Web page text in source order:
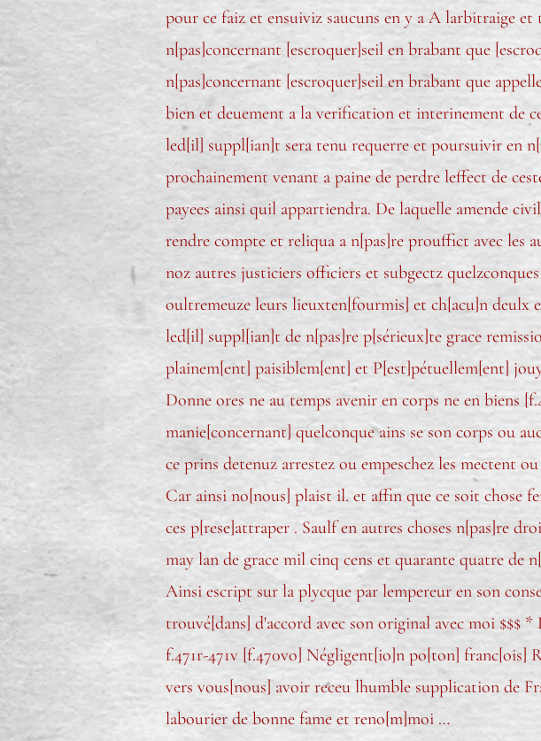
pour ce faiz et ensuiviz saucuns en y a A larbitraige
n[pas]concernant [escroquer]seil en brabant que
n[pas]concernant [escroquer]seil en brabant que
bien et deuement a la verification et interinement de
led[il] suppl[ian]t sera tenu requerre et poursuivir en
prochainement venant a paine de perdre leffect de
payees ainsi quil appartiendra. De laquelle amende
rendre compte et reliqua a n[pas]re prouffict avec les
noz autres justiciers officiers et subgectz
oultremeuze leurs lieuxten[fourmis] et ch[acu]n deulx
led[il] suppl[ian]t de n[pas]re p[sérieux]te grace
plainem[ent] paisiblem[ent] et P[est]pétuellem[ent]
Donne ores ne au temps avenir en corps ne en biens
manie[concernant] quelconque ains se son corps ou
ce prins detenuz arrestez ou empeschez les mectent
Car ainsi no[nous] plaist il. et affin que ce soit chose
ces p[rese]attraper . Saulf en autres choses n[pas]re
may lan de grace mil cinq cens et quarante quatre de
Ainsi escript sur la plycque par lempereur en son
trouvé[dans] d'accord avec son original avec moi $$$
f.471r-471v [f.470vo] Négligent[io]n po[ton] franc[ois]
vers vous[nous] avoir receu lhumble supplication de
labourier de bonne fame et reno[m]moi …